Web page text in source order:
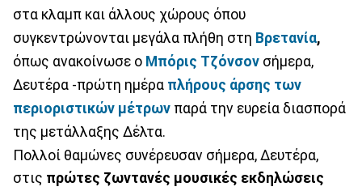
στα κλαμπ και άλλους χώρους όπου
συγκεντρώνονται μεγάλα πλήθη στη Βρετανία,
όπως ανακοίνωσε ο Μπόρις Τζόνσον σήμερα,
Δευτέρα -πρώτη ημέρα πλήρους άρσης των
περιοριστικών μέτρων παρά την ευρεία διασπορά
της μετάλλαξης Δέλτα.
Πολλοί θαμώνες συνέρευσαν σήμερα, Δευτέρα,
στις πρώτες ζωντανές μουσικές εκδηλώσεις